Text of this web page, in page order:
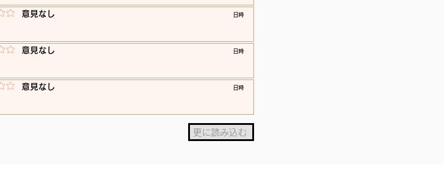
​意見なし ​日時
​意見なし ​日時
​意見なし ​日時
更に読み込む